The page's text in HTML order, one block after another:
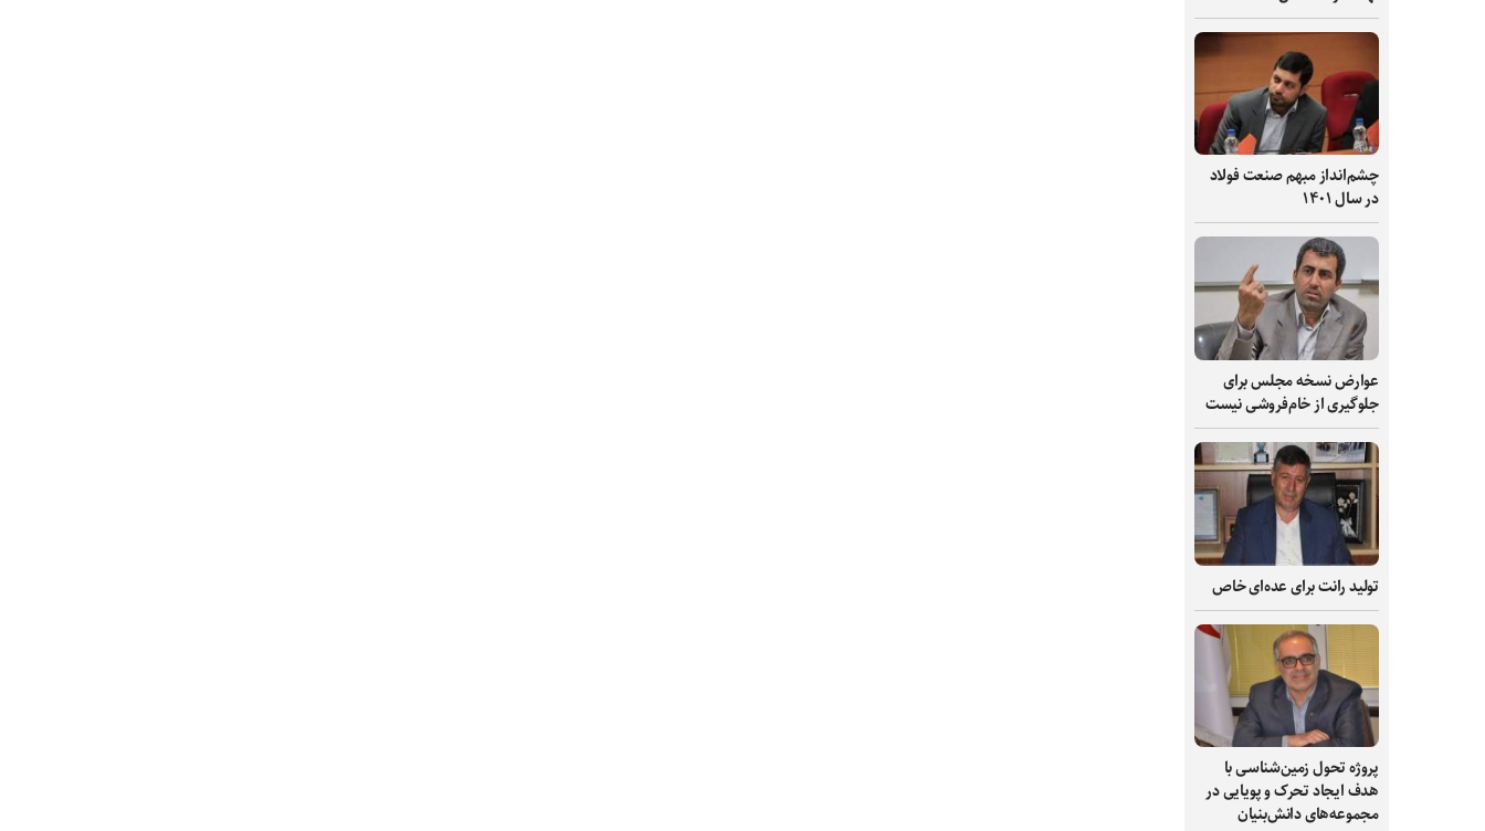
چشم‌انداز مبهم صنعت فولاد
در سال ۱۴۰۱
عوارض نسخه مجلس برای
جلوگیری از خام‌فروشی نیست
تولید رانت برای عده‌ای خاص
پروژه تحول زمین‌شناسی با
هدف ایجاد تحرک و پویایی در
مجموعه‌های دانش‌بنیان